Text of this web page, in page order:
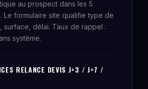
au prospect dans les 5
Le formulaire site qualifie type de
surface, délai. Taux de rappel :
système.
RELANCE DEVIS J+3 / J+7 /